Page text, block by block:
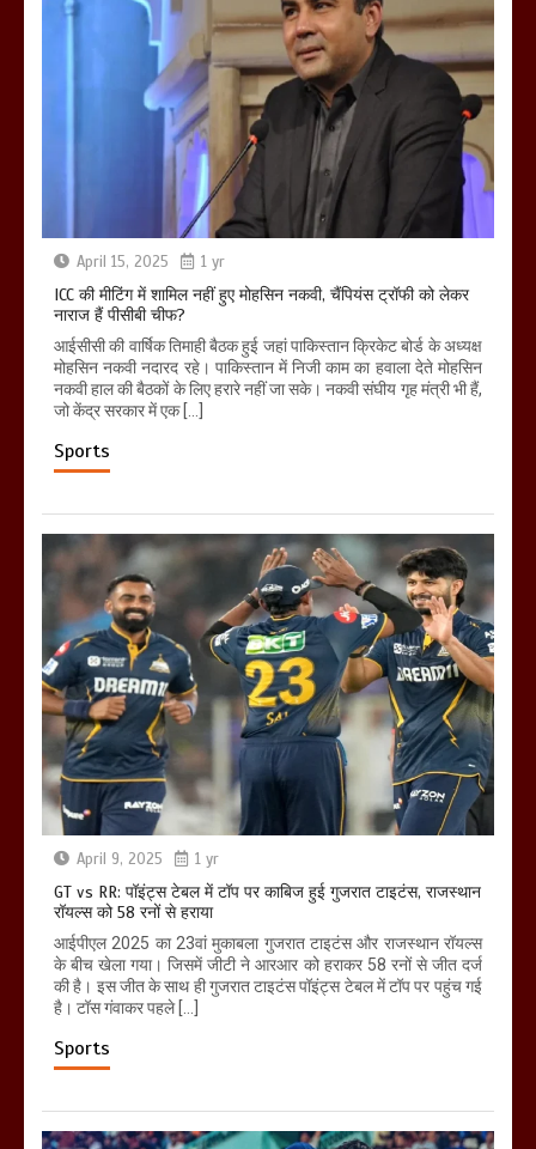
April 15, 2025 1 yr
ICC की मीटिंग में शामिल नहीं हुए मोहसिन नकवी, चैंपियंस ट्रॉफी को लेकर
नाराज हैं पीसीबी चीफ?
आईसीसी की वार्षिक तिमाही बैठक हुई जहां पाकिस्तान क्रिकेट बोर्ड के अध्यक्ष
मोहसिन नकवी नदारद रहे। पाकिस्तान में निजी काम का हवाला देते मोहसिन
नकवी हाल की बैठकों के लिए हरारे नहीं जा सके। नकवी संघीय गृह मंत्री भी हैं,
जो केंद्र सरकार में एक […]
Sports
April 9, 2025 1 yr
GT vs RR: पॉइंट्स टेबल में टॉप पर काबिज हुई गुजरात टाइटंस, राजस्थान
रॉयल्स को 58 रनों से हराया
आईपीएल 2025 का 23वां मुकाबला गुजरात टाइटंस और राजस्थान रॉयल्स
के बीच खेला गया। जिसमें जीटी ने आरआर को हराकर 58 रनों से जीत दर्ज
की है। इस जीत के साथ ही गुजरात टाइटंस पॉइंट्स टेबल में टॉप पर पहुंच गई
है। टॉस गंवाकर पहले […]
Sports